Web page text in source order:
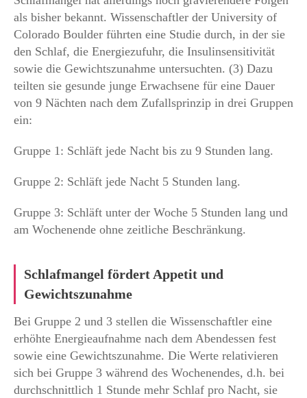
als bisher bekannt. Wissenschaftler der University of
Colorado Boulder führten eine Studie durch, in der sie
den Schlaf, die Energiezufuhr, die Insulinsensitivität
sowie die Gewichtszunahme untersuchten. (3) Dazu
teilten sie gesunde junge Erwachsene für eine Dauer
von 9 Nächten nach dem Zufallsprinzip in drei Gruppen
ein:
Gruppe 1: Schläft jede Nacht bis zu 9 Stunden lang.
Gruppe 2: Schläft jede Nacht 5 Stunden lang.
Gruppe 3: Schläft unter der Woche 5 Stunden lang und
am Wochenende ohne zeitliche Beschränkung.
Schlafmangel fördert Appetit und
Gewichtszunahme
Bei Gruppe 2 und 3 stellen die Wissenschaftler eine
erhöhte Energieaufnahme nach dem Abendessen fest
sowie eine Gewichtszunahme. Die Werte relativieren
sich bei Gruppe 3 während des Wochenendes, d.h. bei
durchschnittlich 1 Stunde mehr Schlaf pro Nacht, sie